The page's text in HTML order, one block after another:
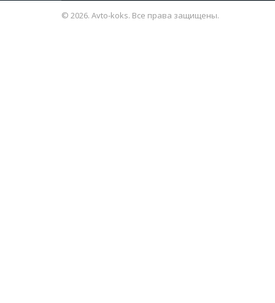
© 2026. Avto-koks. Все права защищены.